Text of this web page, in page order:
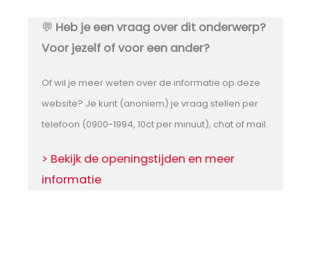
💬 Heb je een vraag over dit onderwerp?
Voor jezelf of voor een ander?
Of wil je meer weten over de informatie op deze
website? Je kunt (anoniem) je vraag stellen per
telefoon (0900-1994, 10ct per minuut), chat of mail.
> Bekijk de openingstijden en meer
informatie